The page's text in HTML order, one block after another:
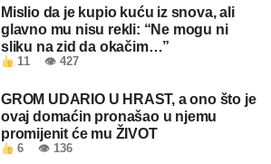
Mislio da je kupio kuću iz snova, ali
glavno mu nisu rekli: “Ne mogu ni
sliku na zid da okačim…”
11 👁 427
GROM UDARIO U HRAST, a ono što je
ovaj domaćin pronašao u njemu
promijenit će mu ŽIVOT
6 👁 136